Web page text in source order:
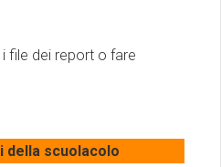
file dei report o fare
della scuolacolo